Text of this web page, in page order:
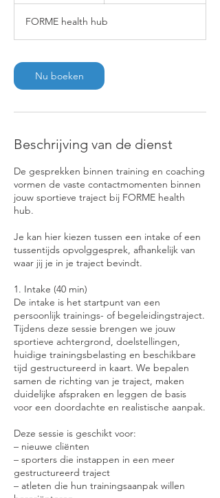
i
n
FORME health hub
Nu boeken
Beschrijving van de dienst
De gesprekken binnen training en coaching
vormen de vaste contactmomenten binnen
jouw sportieve traject bij FORME health
hub.
Je kan hier kiezen tussen een intake of een
tussentijds opvolggesprek, afhankelijk van
waar jij je in je traject bevindt.
1. Intake (40 min)
De intake is het startpunt van een
persoonlijk trainings- of begeleidingstraject.
Tijdens deze sessie brengen we jouw
sportieve achtergrond, doelstellingen,
huidige trainingsbelasting en beschikbare
tijd gestructureerd in kaart. We bepalen
samen de richting van je traject, maken
duidelijke afspraken en leggen de basis
voor een doordachte en realistische aanpak.
Deze sessie is geschikt voor:
– nieuwe cliënten
– sporters die instappen in een meer
gestructureerd traject
– atleten die hun trainingsaanpak willen